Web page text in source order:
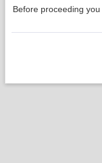
Before proceeding